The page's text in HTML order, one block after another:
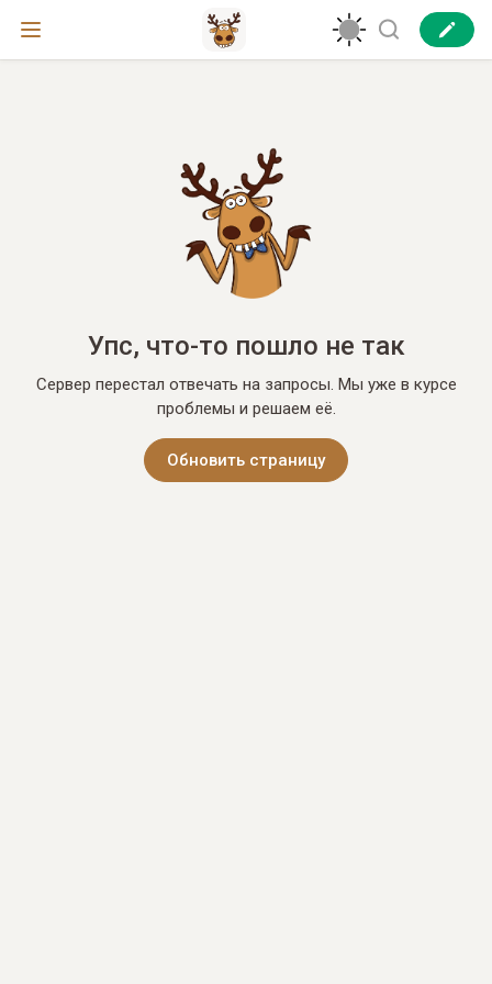
Упс, что-то пошло не так
Сервер перестал отвечать на запросы. Мы уже в курсе
проблемы и решаем её.
Обновить страницу